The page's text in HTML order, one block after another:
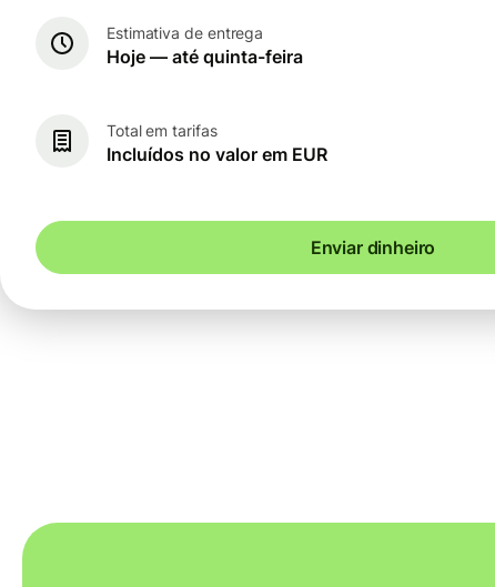
Estimativa de entrega
Hoje — até quinta-feira
Total em tarifas
Incluídos no valor em EUR
Enviar dinheiro